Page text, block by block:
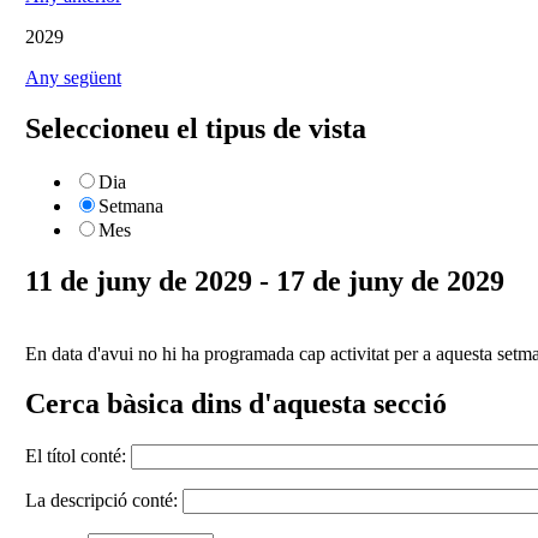
2029
Any següent
Seleccioneu el tipus de vista
Dia
Setmana
Mes
11 de juny de 2029 - 17 de juny de 2029
En data d'avui no hi ha programada cap activitat per a aquesta
Cerca bàsica dins d'aquesta secció
El títol conté:
La descripció conté: